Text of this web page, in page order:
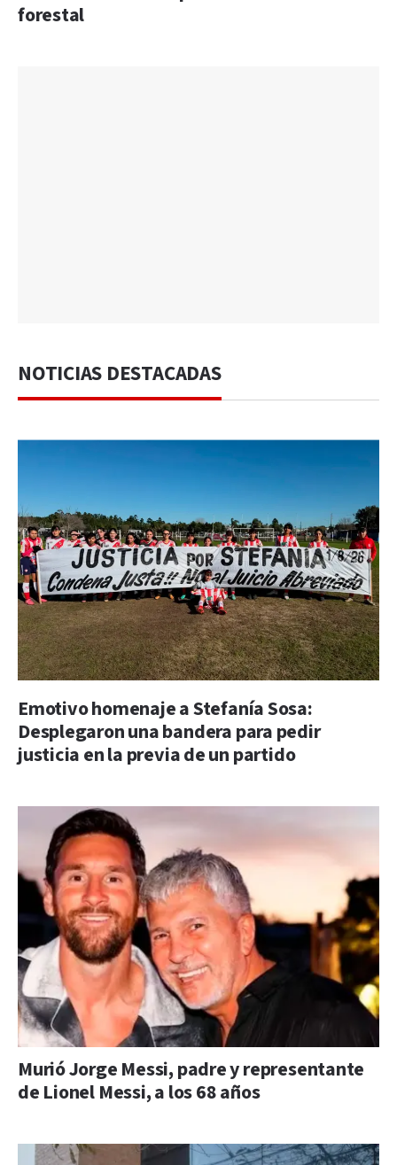
forestal
NOTICIAS DESTACADAS
Emotivo homenaje a Stefanía Sosa:
Desplegaron una bandera para pedir
justicia en la previa de un partido
Murió Jorge Messi, padre y representante
de Lionel Messi, a los 68 años